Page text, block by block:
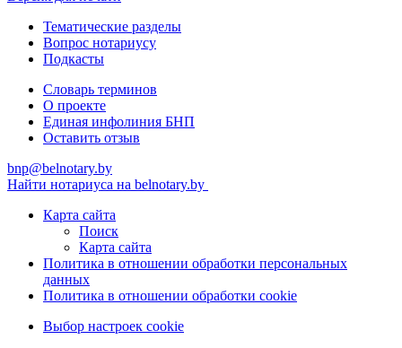
Тематические разделы
Вопрос нотариусу
Подкасты
Словарь терминов
О проекте
Единая инфолиния БНП
Оставить отзыв
bnp@belnotary.by
Найти нотариуса на belnotary.by
Карта сайта
Поиск
Карта сайта
Политика в отношении обработки персональных
данных
Политика в отношении обработки cookie
Выбор настроек cookie